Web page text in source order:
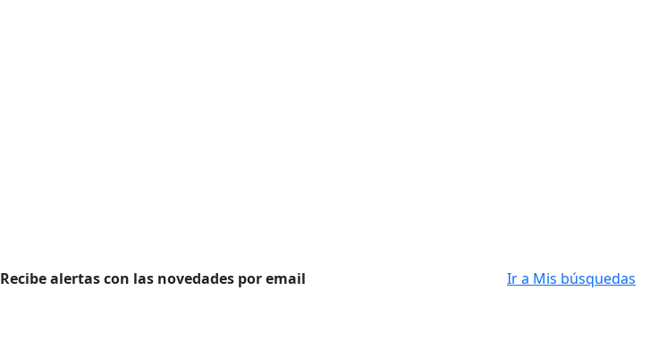
Recibe alertas con las novedades por email Ir a Mis búsquedas